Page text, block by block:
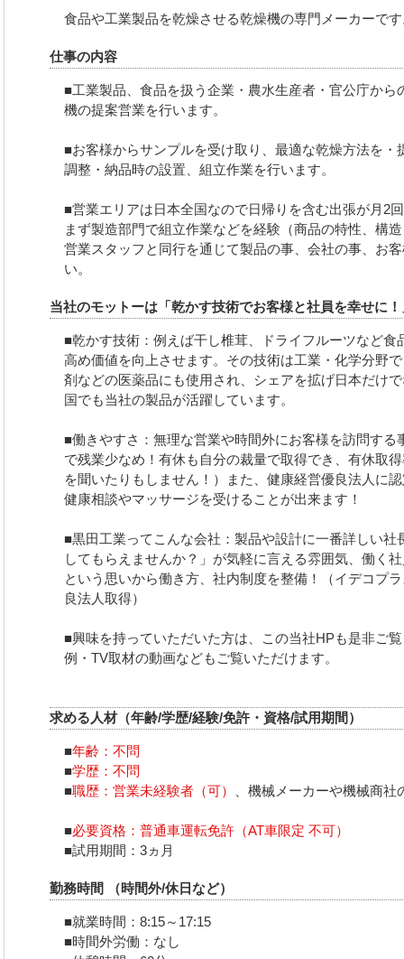
食品や工業製品を乾燥させる乾燥機の専門メーカーで
仕事の内容
■工業製品、食品を扱う企業・農水生産者・官公庁から
機の提案営業を行います。
■お客様からサンプルを受け取り、最適な乾燥方法を・
調整・納品時の設置、組立作業を行います。
■営業エリアは日本全国なので日帰りを含む出張が月2
まず製造部門で組立作業などを経験（商品の特性、構
営業スタッフと同行を通じて製品の事、会社の事、お
い。
当社のモットーは「乾かす技術でお客様と社員を幸せに！
■乾かす技術：例えば干し椎茸、ドライフルーツなど食
高め価値を向上させます。その技術は工業・化学分野
剤などの医薬品にも使用され、シェアを拡げ日本だけ
国でも当社の製品が活躍しています。
■働きやすさ：無理な営業や時間外にお客様を訪問する
で残業少なめ！有休も自分の裁量で取得でき、有休取
を聞いたりもしません！）また、健康経営優良法人に
健康相談やマッサージを受けることが出来ます！
■黒田工業ってこんな会社：製品や設計に一番詳しい社
してもらえませんか？」が気軽に言える雰囲気、働く
という思いから働き方、社内制度を整備！（イデコプ
良法人取得）
■興味を持っていただいた方は、この当社HPも是非ご
例・TV取材の動画などもご覧いただけます。
求める人材（年齢/学歴/経験/免許・資格/試用期間）
■年齢：不問
■学歴：不問
■職歴：営業未経験者（可） 、機械メーカーや機械商社
■必要資格：普通車運転免許（AT車限定 不可）
■試用期間：3ヵ月
勤務時間 （時間外/休日など）
■就業時間：8:15～17:15
■時間外労働：なし